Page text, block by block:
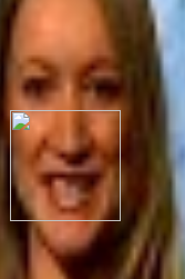
Sicht / Projekt: